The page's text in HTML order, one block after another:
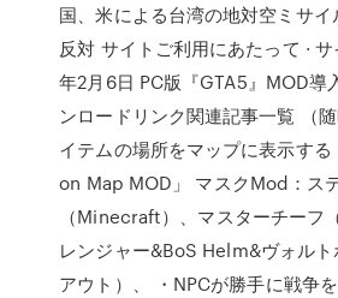
国、米による台湾の地対空ミサ
反対 サイトご利用にあたって ·
年2月6日 PC版『GTA5』MOD導
ンロードリンク関連記事一覧 （
イテムの場所をマップに表示す
on Map MOD」 マスクMod：ス
（Minecraft）、マスターチーフ
レンジャー&BoS Helm&ヴォル
アウト）、 ・NPCが勝手に戦争